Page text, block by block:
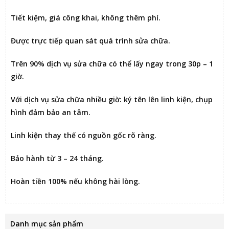
Tiết kiệm, giá công khai, không thêm phí.
Được trực tiếp quan sát quá trình sửa chữa.
Trên 90% dịch vụ sửa chữa có thể lấy ngay trong 30p – 1
giờ.
Với dịch vụ sửa chữa nhiều giờ: ký tên lên linh kiện, chụp
hình đảm bảo an tâm.
Linh kiện thay thế có nguồn gốc rõ ràng.
Bảo hành từ 3 – 24 tháng.
Hoàn tiền 100% nếu không hài lòng.
Danh mục sản phẩm